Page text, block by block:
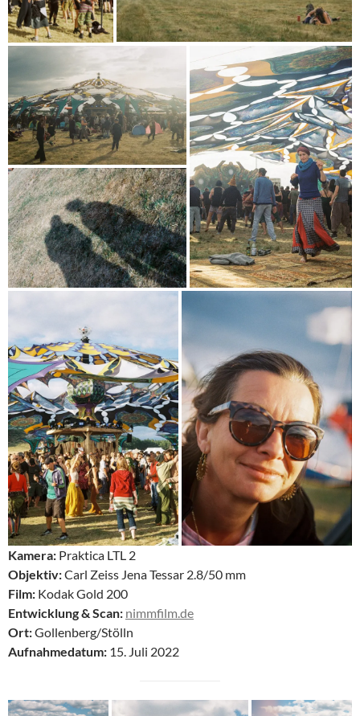
Kamera: Praktica LTL 2
Objektiv:Carl Zeiss Jena Tessar 2.8/50 mm
Film: Kodak Gold 200
Entwicklung & Scan: nimmfilm.de
Ort:Gollenberg/Stölln
Aufnahmedatum: 15. Juli 2022